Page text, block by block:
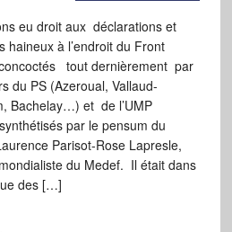
eu droit aux déclarations et
haineux à l’endroit du Front
tout dernièrement par
du PS (Azeroual, Vallaud-
Bachelay…) et de l’UMP
par le pensum du
Parisot-Rose Lapresle,
du Medef. Il était dans
des […]